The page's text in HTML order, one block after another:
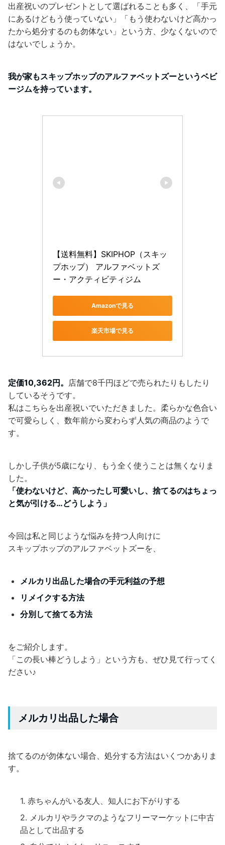
出産祝いのプレゼントとして選ばれることも多く、「手元
にあるけどもう使っていない」「もう使わないけど高かっ
たから処分するのも勿体ない」という方、少なくないので
はないでしょうか。
我が家もスキップホップのアルファベットズーというベビ
ージムを持っています。
【送料無料】SKIPHOP（スキッ
プホップ） アルファベットズ
ー・アクティビティジム
Amazonで見る
楽天市場で見る
定価10,362円。 店舗で8千円ほどで売られたりもしたり
しているそうです。
私はこちらを出産祝いでいただきました。柔らかな色合い
で可愛らしく、数年前から変わらず人気の商品のようで
す。
しかし子供が5歳になり、もう全く使うことは無くなりま
した。
「使わないけど、高かったし可愛いし、捨てるのはちょっ
と気が引ける…どうしよう」
今回は私と同じような悩みを持つ人向けに
スキップホップのアルファベットズーを、
メルカリ出品した場合の手元利益の予想
リメイクする方法
分別して捨てる方法
をご紹介します。
「この長い棒どうしよう」という方も、ぜひ見て行ってく
ださい♪
メルカリ出品した場合
捨てるのが勿体ない場合、処分する方法はいくつかありま
す。
赤ちゃんがいる友人、知人にお下がりする
メルカリやラクマのようなフリーマーケットに中古
品として出品する